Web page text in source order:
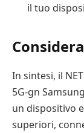
il tuo
In sintesi, il
5G-gn
un dispositivo
superiori,